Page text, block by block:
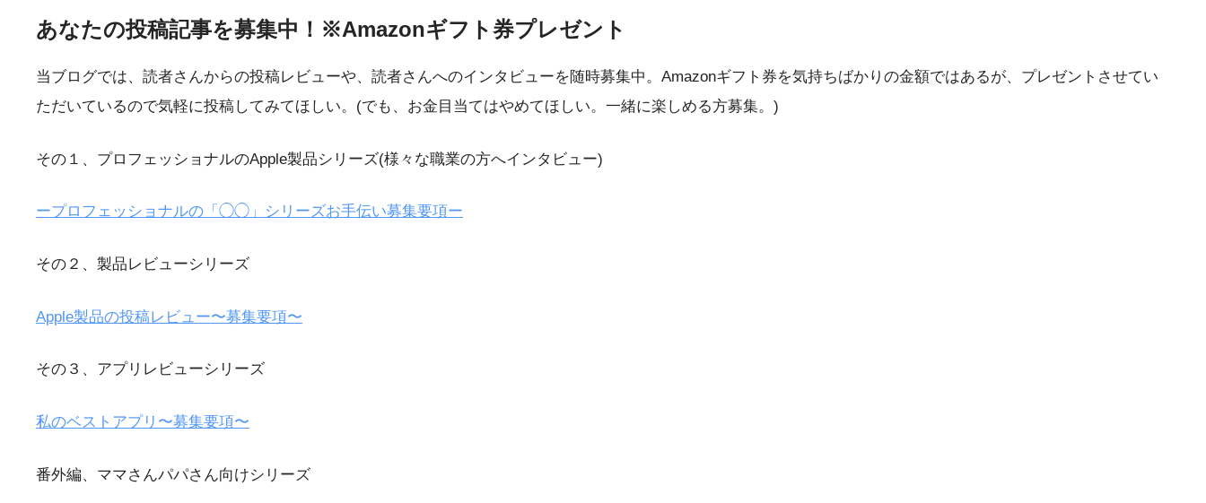
あなたの投稿記事を募集中！※Amazonギフト券プレゼント
当ブログでは、読者さんからの投稿レビューや、読者さんへのインタビューを随時募集中。Amazonギフト券を気持ちばかりの金額ではあるが、プレゼントさせてい
ただいているので気軽に投稿してみてほしい。(でも、お金目当てはやめてほしい。一緒に楽しめる方募集。)
その１、プロフェッショナルのApple製品シリーズ(様々な職業の方へインタビュー)
ープロフェッショナルの「◯◯」シリーズお手伝い募集要項ー
その２、製品レビューシリーズ
Apple製品の投稿レビュー〜募集要項〜
その３、アプリレビューシリーズ
私のベストアプリ〜募集要項〜
番外編、ママさんパパさん向けシリーズ